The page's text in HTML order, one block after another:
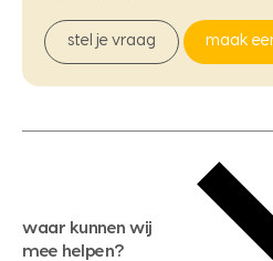
stel je vraag maak
waar kunnen wij
mee helpen?